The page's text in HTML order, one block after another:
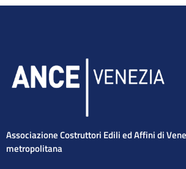
Associazione Costruttori Edili ed Affini di
metropolitana